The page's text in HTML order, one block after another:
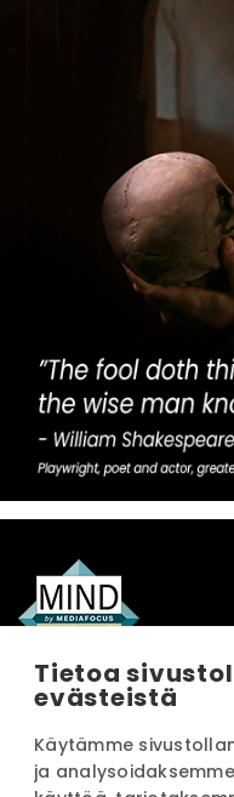
INFO
Tietoa
evästeistä
Käytämme
ja